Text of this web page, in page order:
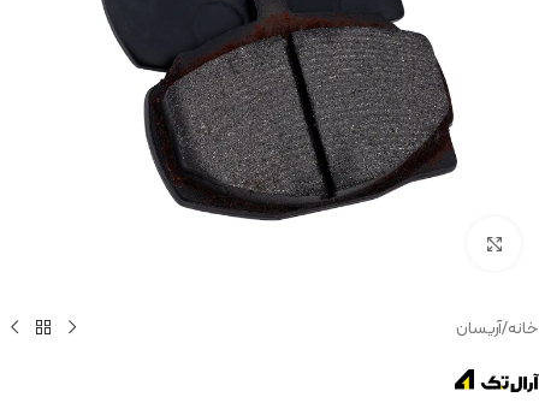
خانه/آریسان